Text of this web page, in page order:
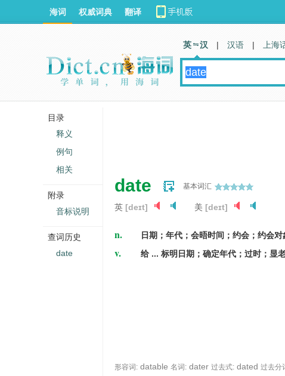
date 基本词汇
英 [deɪt] 美 [deɪt]
n. 日期；年代；会晤时间；约会；约会
v. 给 ... 标明日期；确定年代；过时；显
形容词: datable 名词: dater 过去式: dated 过去分
海词 权威词典 翻译
英 汉 | 汉语 | 上海
目录
释义
例句
相关
附录
音标说明
查词历史
date